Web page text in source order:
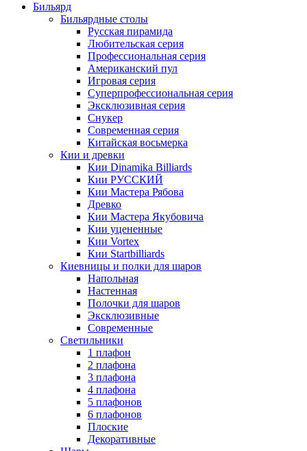
Бильярд
Бильярдные столы
Русская пирамида
Любительская серия
Профессиональная серия
Американский пул
Игровая серия
Суперпрофессиональная серия
Эксклюзивная серия
Снукер
Современная серия
Китайская восьмерка
Кии и древки
Кии Dinamika Billiards
Кии РУССКИЙ
Кии Мастера Рябова
Древко
Кии Мастера Якубовича
Кии уцененные
Кии Vortex
Кии Startbilliards
Киевницы и полки для шаров
Напольная
Настенная
Полочки для шаров
Эксклюзивные
Современные
Светильники
1 плафон
2 плафона
3 плафона
4 плафона
5 плафонов
6 плафонов
Плоские
Декоративные